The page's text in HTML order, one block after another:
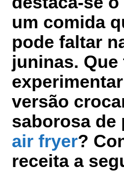
um comida
pode faltar
juninas. Que
versão
saborosa de
air fryer?
receita a